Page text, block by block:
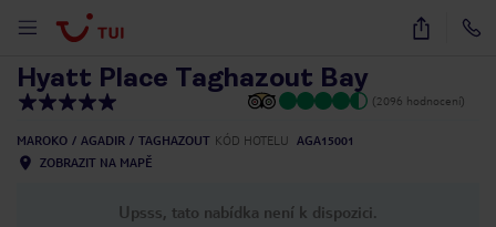
43
Hyatt Place Taghazout Bay
(2096 hodnocení)
MAROKO AGADIR TAGHAZOUT KÓD HOTELU
AGA15001
ZOBRAZIT NA MAPĚ
Upsss, tato nabídka není k dispozici.